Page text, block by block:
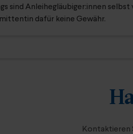
sind Anleihegläubiger:innen
dafür keine Gewähr.
Kontaktieren